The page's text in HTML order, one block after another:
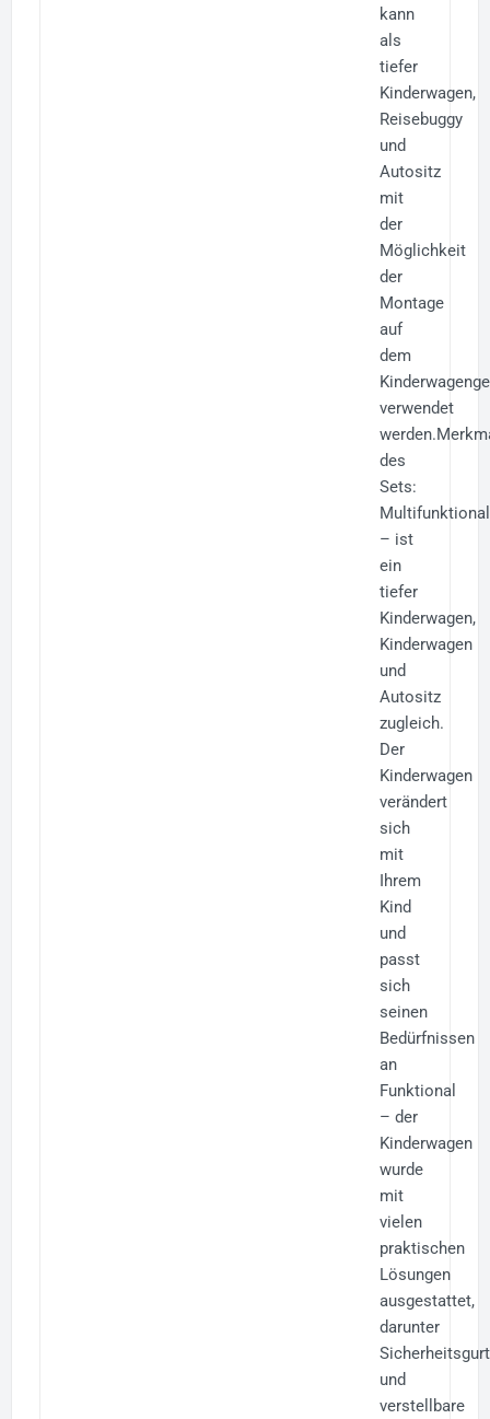
kann
als
tiefer
Kinderwagen,
Reisebuggy
und
Autositz
mit
der
Möglichkeit
der
Montage
auf
dem
verwendet
des
Sets:
Multifunktional
– ist
ein
tiefer
Kinderwagen,
Kinderwagen
und
Autositz
zugleich.
Der
Kinderwagen
verändert
sich
mit
Ihrem
Kind
und
passt
sich
seinen
Bedürfnissen
an
Funktional
– der
Kinderwagen
wurde
mit
vielen
praktischen
Lösungen
ausgestattet,
darunter
und
verstellbare